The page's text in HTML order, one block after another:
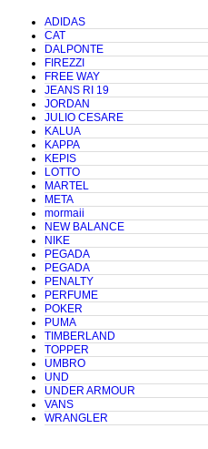
ADIDAS
CAT
DALPONTE
FIREZZI
FREE WAY
JEANS RI 19
JORDAN
JULIO CESARE
KALUA
KAPPA
KEPIS
LOTTO
MARTEL
META
mormaii
NEW BALANCE
NIKE
PEGADA
PEGADA
PENALTY
PERFUME
POKER
PUMA
TIMBERLAND
TOPPER
UMBRO
UND
UNDER ARMOUR
VANS
WRANGLER